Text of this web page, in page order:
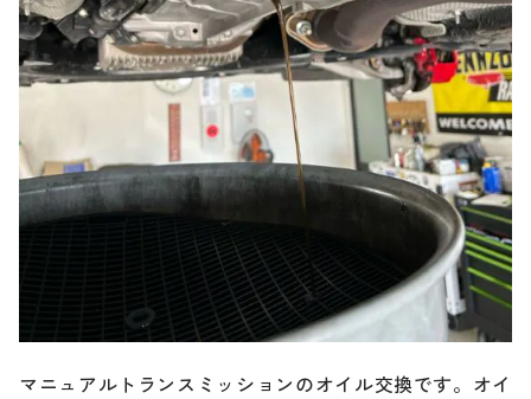
マニュアルトランスミッションのオイル交換です。オイ